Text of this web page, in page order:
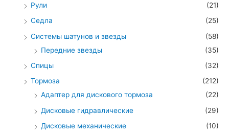
Рули
(21)
Седла
(25)
Системы шатунов и звезды
(58)
Передние звезды
(35)
Спицы
(32)
Тормоза
(212)
Адаптер для дискового тормоза
(22)
Дисковые гидравлические
(29)
Дисковые механические
(10)